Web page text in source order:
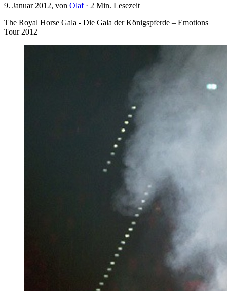
9. Januar 2012, von Olaf· 2 Min. Lesezeit
The Royal Horse Gala - Die Gala der Königspferde – Emotions
Tour 2012